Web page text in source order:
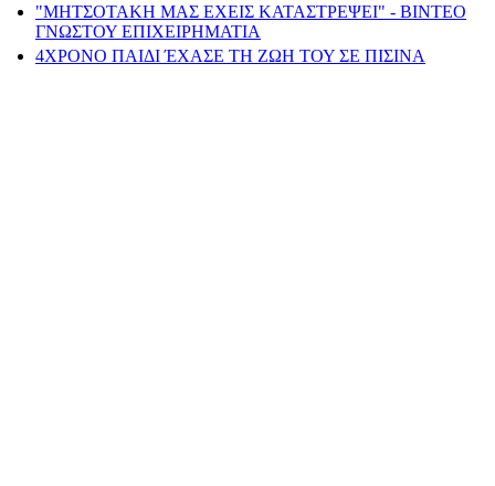
"ΜΗΤΣΟΤΑΚΗ ΜΑΣ ΕΧΕΙΣ ΚΑΤΑΣΤΡΕΨΕΙ" - ΒΙΝΤΕΟ
ΓΝΩΣΤΟΥ ΕΠΙΧΕΙΡΗΜΑΤΙΑ
4ΧΡΟΝΟ ΠΑΙΔΙ ΈΧΑΣΕ ΤΗ ΖΩΗ ΤΟΥ ΣΕ ΠΙΣΙΝΑ